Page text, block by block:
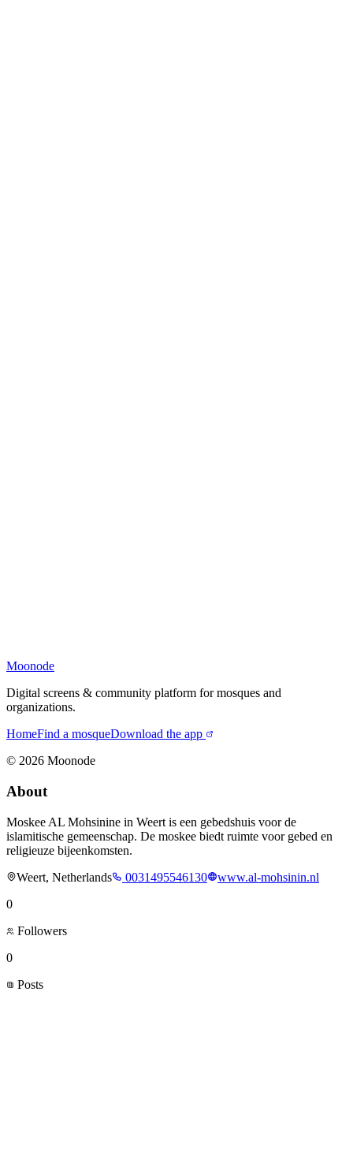
Moonode
Digital screens & community platform for mosques and
organizations.
HomeFind a mosqueDownload the app
© 2026 Moonode
About
Moskee AL Mohsinine in Weert is een gebedshuis voor de
islamitische gemeenschap. De moskee biedt ruimte voor gebed en
religieuze bijeenkomsten.
Weert, Netherlands
0031495546130
www.al-mohsinin.nl
0
Followers
0
Posts